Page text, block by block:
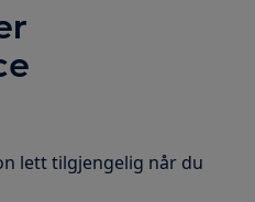
lett tilgjengelig når du